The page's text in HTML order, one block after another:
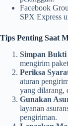
Facebook
SPX Express
Tips Penting Saat
Simpan Bukti
mengirim
Periksa
aturan
yang dilarang,
Gunakan
layanan
pengiriman.